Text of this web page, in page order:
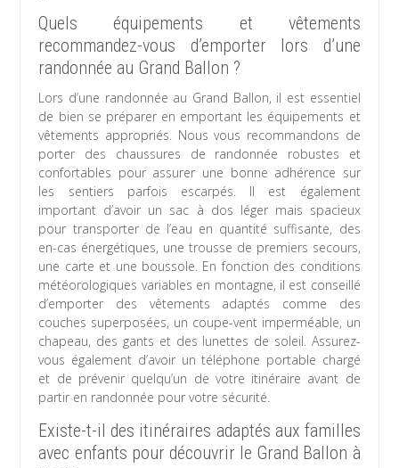
Quels équipements et vêtements
recommandez-vous d’emporter lors d’une
randonnée au Grand Ballon ?
Lors d’une randonnée au Grand Ballon, il est essentiel
de bien se préparer en emportant les équipements et
vêtements appropriés. Nous vous recommandons de
porter des chaussures de randonnée robustes et
confortables pour assurer une bonne adhérence sur
les sentiers parfois escarpés. Il est également
important d’avoir un sac à dos léger mais spacieux
pour transporter de l’eau en quantité suffisante, des
en-cas énergétiques, une trousse de premiers secours,
une carte et une boussole. En fonction des conditions
météorologiques variables en montagne, il est conseillé
d’emporter des vêtements adaptés comme des
couches superposées, un coupe-vent imperméable, un
chapeau, des gants et des lunettes de soleil. Assurez-
vous également d’avoir un téléphone portable chargé
et de prévenir quelqu’un de votre itinéraire avant de
partir en randonnée pour votre sécurité.
Existe-t-il des itinéraires adaptés aux familles
avec enfants pour découvrir le Grand Ballon à